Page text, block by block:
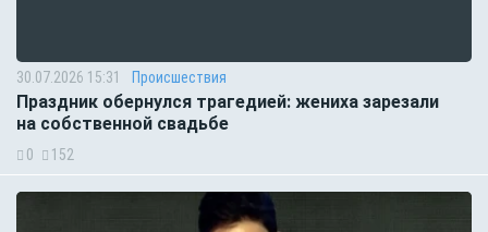
30.07.2026 15:31 Происшествия
Праздник обернулся трагедией: жениха зарезали
на собственной свадьбе
0 152